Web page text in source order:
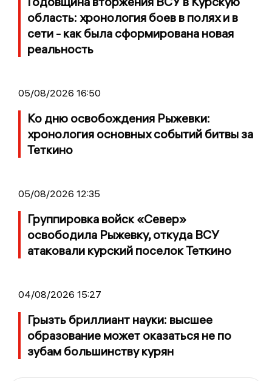
область: хронология боев в полях и в
сети - как была сформирована новая
реальность
05/08/2026 16:50
Ко дню освобождения Рыжевки:
хронология основных событий битвы за
Теткино
05/08/2026 12:35
Группировка войск «Север»
освободила Рыжевку, откуда ВСУ
атаковали курский поселок Теткино
04/08/2026 15:27
Грызть бриллиант науки: высшее
образование может оказаться не по
зубам большинству курян